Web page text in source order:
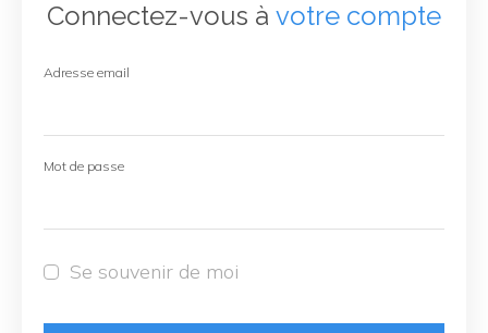
Connectez-vous à votre compte
Adresse email
Mot de passe
Se souvenir de moi